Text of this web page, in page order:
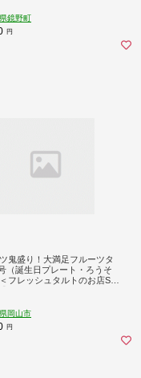
鏡野町
円
鬼盛り！大満足フルーツタ
（誕生日プレート・ろうそ
フレッシュタルトのお店ST
め デザート】
岡山市
円